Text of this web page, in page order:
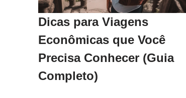
Dicas para Viagens
Econômicas que Você
Precisa Conhecer (Guia
Completo)